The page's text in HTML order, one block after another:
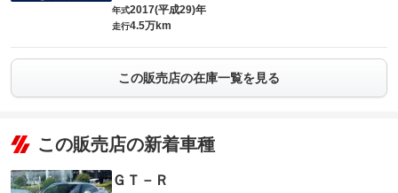
年式2017(平成29)年
走行4.5万km
この販売店の在庫一覧を見る
この販売店の新着車種
ＧＴ－Ｒ